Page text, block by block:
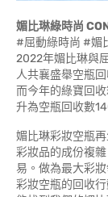
媚比琳綠時尚
#屈動綠時尚 #媚
2022年媚比琳與
人共襄盛舉空瓶
而今年的綠寶回
升為空瓶回收數
媚比琳彩妝空瓶
彩妝品的成份複
易。做為最大彩
彩妝空瓶的回收